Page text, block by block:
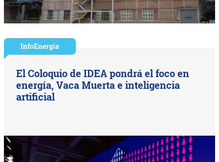
InfoEnergía
El Coloquio de IDEA pondrá el foco en
energía, Vaca Muerta e inteligencia
artificial